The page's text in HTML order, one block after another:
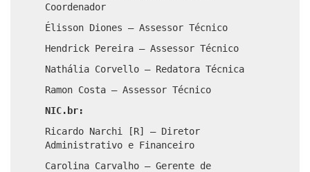
Coordenador
Élisson Diones – Assessor Técnico
Hendrick Pereira – Assessor Técnico
Nathália Corvello – Redatora Técnica
Ramon Costa – Assessor Técnico
NIC.br:
Ricardo Narchi [R] – Diretor
Administrativo e Financeiro
Carolina Carvalho – Gerente de